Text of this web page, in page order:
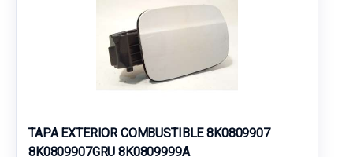
TAPA EXTERIOR COMBUSTIBLE 8K0809907
8K0809907GRU 8K0809999A